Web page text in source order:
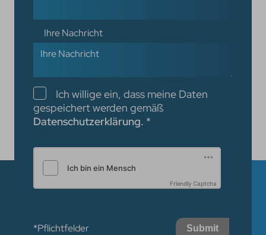
Ihre Nachricht
Checkboxen
Ich willige ein, dass meine Daten
gespeichert werden gemäß
Datenschutzerklärung. *
Friendly Captcha
*Pflichtfelder Submit